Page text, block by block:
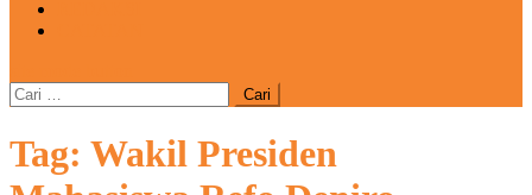
Cari
untuk:
Tag: Wakil Presiden